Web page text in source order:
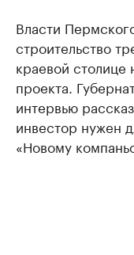
Власти
строительство
краевой столице
проекта.
интервью
инвестор нужен
«Новому